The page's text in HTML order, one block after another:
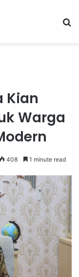
Kian
Warga
408 1 minute read